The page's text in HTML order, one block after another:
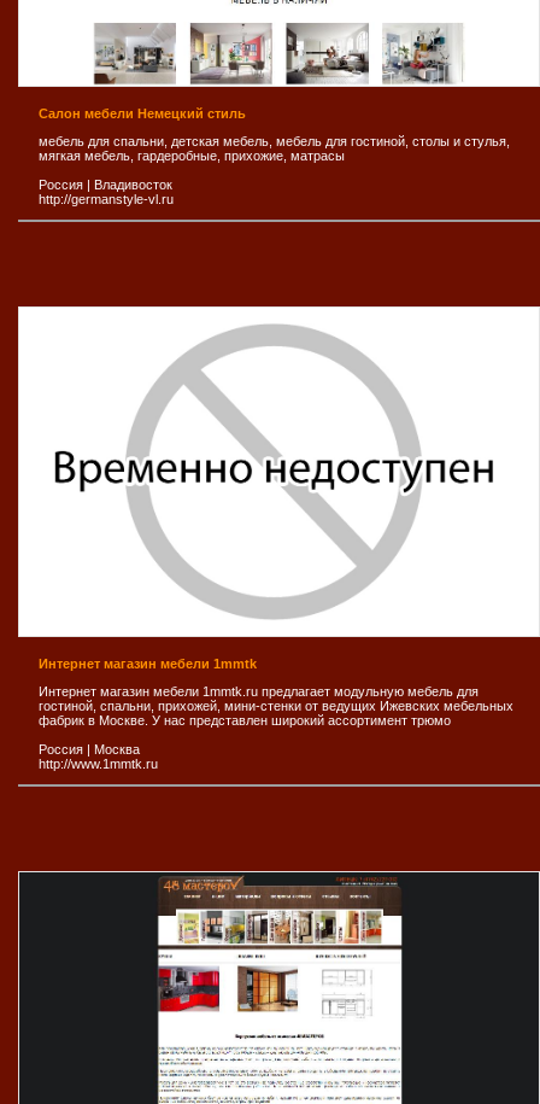
Салон мебели Немецкий стиль
мебель для спальни, детская мебель, мебель для гостиной, столы и стулья,
мягкая мебель, гардеробные, прихожие, матрасы
Россия
Владивосток
http://germanstyle-vl.ru
Интернет магазин мебели 1mmtk
Интернет магазин мебели 1mmtk.ru предлагает модульную мебель для
гостиной, спальни, прихожей, мини-стенки от ведущих Ижевских мебельных
фабрик в Москве. У нас представлен широкий ассортимент трюмо
Россия
Москва
http://www.1mmtk.ru